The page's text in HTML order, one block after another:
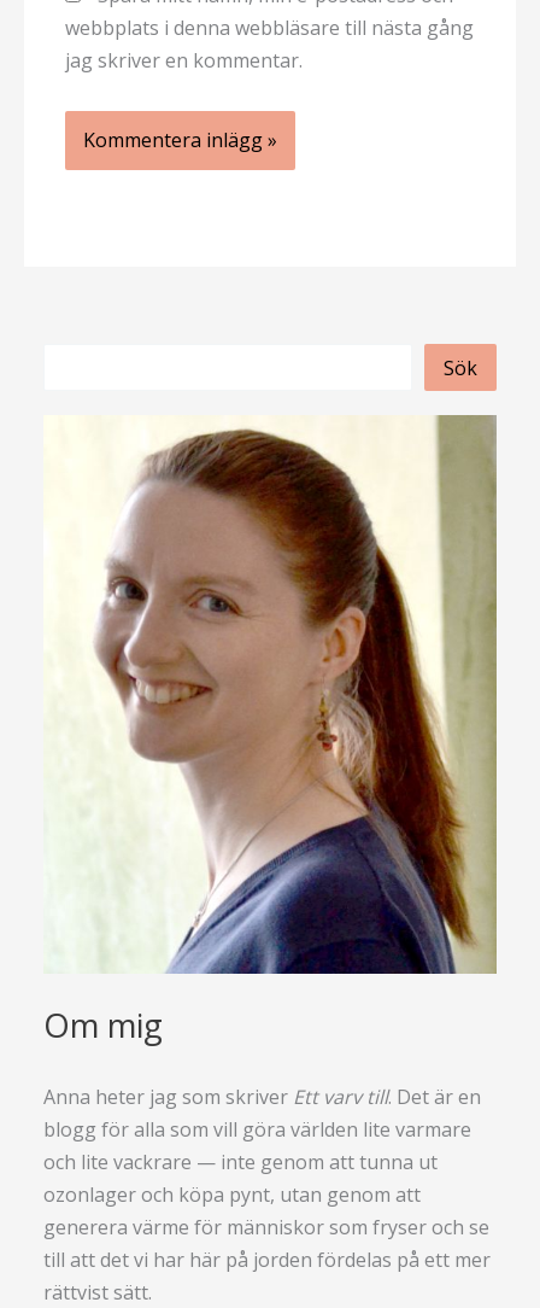
webbplats i denna webbläsare till nästa gång
jag skriver en kommentar.
Sök
Om mig
Anna heter jag som skriver Ett varv till. Det är en
blogg för alla som vill göra världen lite varmare
och lite vackrare — inte genom att tunna ut
ozonlager och köpa pynt, utan genom att
generera värme för människor som fryser och se
till att det vi har här på jorden fördelas på ett mer
rättvist sätt.